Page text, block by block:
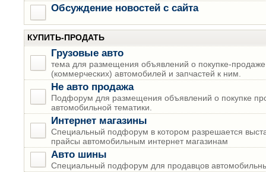
Обсуждение новостей с сайта
КУПИТЬ-ПРОДАТЬ
Грузовые авто
тема для размещения объявлений о покупке-продаже
(коммерческих) автомобилей и запчастей к ним.
Не авто продажа
Подфорум для размещения объявлений о покупке
автомобильной тематики.
Интернет магазины
Специальный подфорум в котором разрешается
прайсы автомобильным интернет магазинам
Авто шины
Специальный подфорум для продавцов